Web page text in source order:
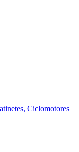
Ciclomotores